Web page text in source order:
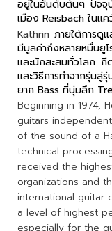
อยู่ในอันดับต้นๆ ปัจจุ
เมือง Reisbach ในแค
Kathrinภายใต้การดู
มีมูลค่าถึงหลายหมื่นยู
และนักสะสมทั่วโลก
และวิธีการทำจากรุ่น
ยาก Bass ที่นุ่มลึก
Beginning in 1974,
guitars
of the sound of a
technical
received the
organizations and
international guitar
a level of highest
especially for the